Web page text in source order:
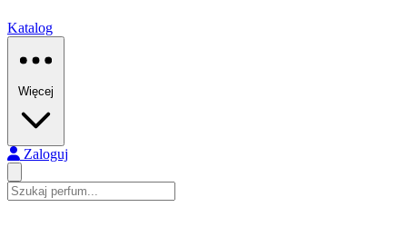
Katalog
Więcej
Zaloguj